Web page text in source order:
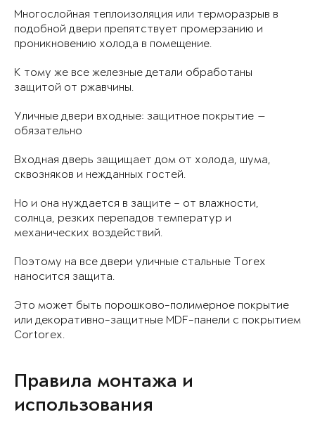
Многослойная теплоизоляция или терморазрыв в
подобной двери препятствует промерзанию и
проникновению холода в помещение.
К тому же все железные детали обработаны
защитой от ржавчины.
Уличные двери входные: защитное покрытие —
обязательно
Входная дверь защищает дом от холода, шума,
сквозняков и нежданных гостей.
Но и она нуждается в защите – от влажности,
солнца, резких перепадов температур и
механических воздействий.
Поэтому на все двери уличные стальные Torex
наносится защита.
Это может быть порошково-полимерное покрытие
или декоративно-защитные MDF-панели с покрытием
Cortorex.
Правила монтажа и
использования